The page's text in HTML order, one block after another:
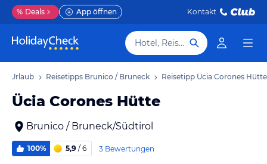
% Deals App öffnen Kontakt
Hotel, Reiseziel
Urlaub Reisetipps Brunico / Bruneck Reisetipp Ücia Corones Hütte
Ücia Corones Hütte
Brunico / Bruneck/Südtirol
100% 5,9 / 6 3 Bewertungen